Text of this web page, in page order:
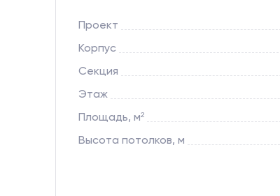
Проект
Корпус
Секция
Этаж
Площадь, м²
Высота потолков, м